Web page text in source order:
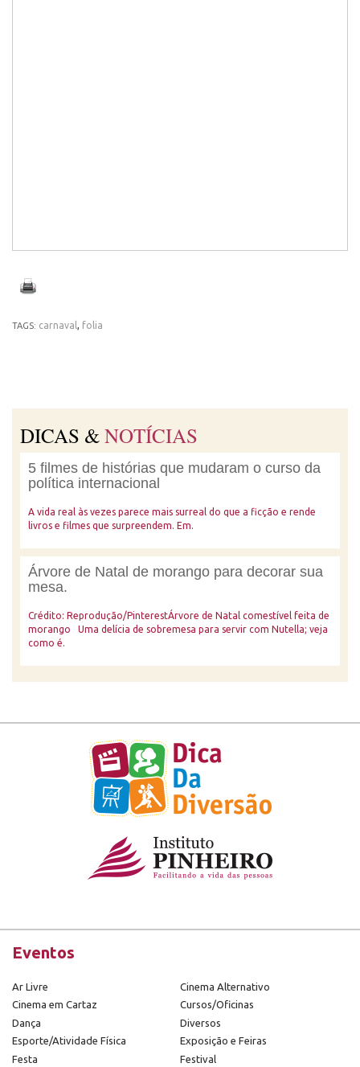
TAGS: carnaval , folia
DICAS &NOTÍCIAS
5 filmes de histórias que mudaram o curso da
política internacional
A vida real às vezes parece mais surreal do que a ficção e rende
livros e filmes que surpreendem. Em.
Árvore de Natal de morango para decorar sua
mesa.
Crédito: Reprodução/PinterestÁrvore de Natal comestível feita de
morango Uma delícia de sobremesa para servir com Nutella; veja
como é.
Eventos
Ar Livre
Cinema Alternativo
Cinema em Cartaz
Cursos/Oficinas
Dança
Diversos
Esporte/Atividade Física
Exposição e Feiras
Festa
Festival